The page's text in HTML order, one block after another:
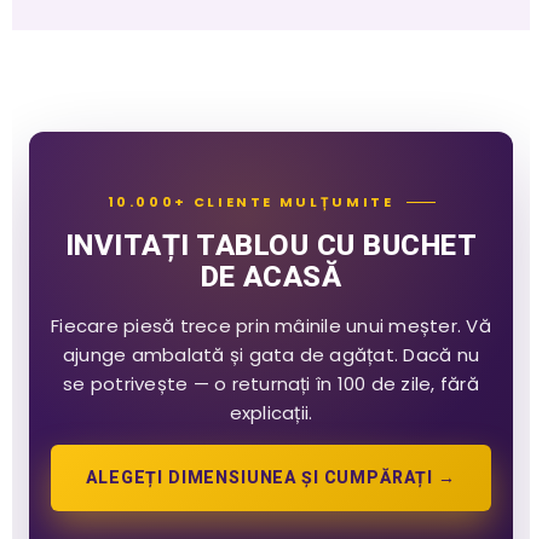
10.000+ CLIENTE MULȚUMITE
INVITAȚI TABLOU CU BUCHET
DE ACASĂ
Fiecare piesă trece prin mâinile unui meșter. Vă
ajunge ambalată și gata de agățat. Dacă nu
se potrivește — o returnați în 100 de zile, fără
explicații.
ALEGEȚI DIMENSIUNEA ȘI CUMPĂRAȚI →